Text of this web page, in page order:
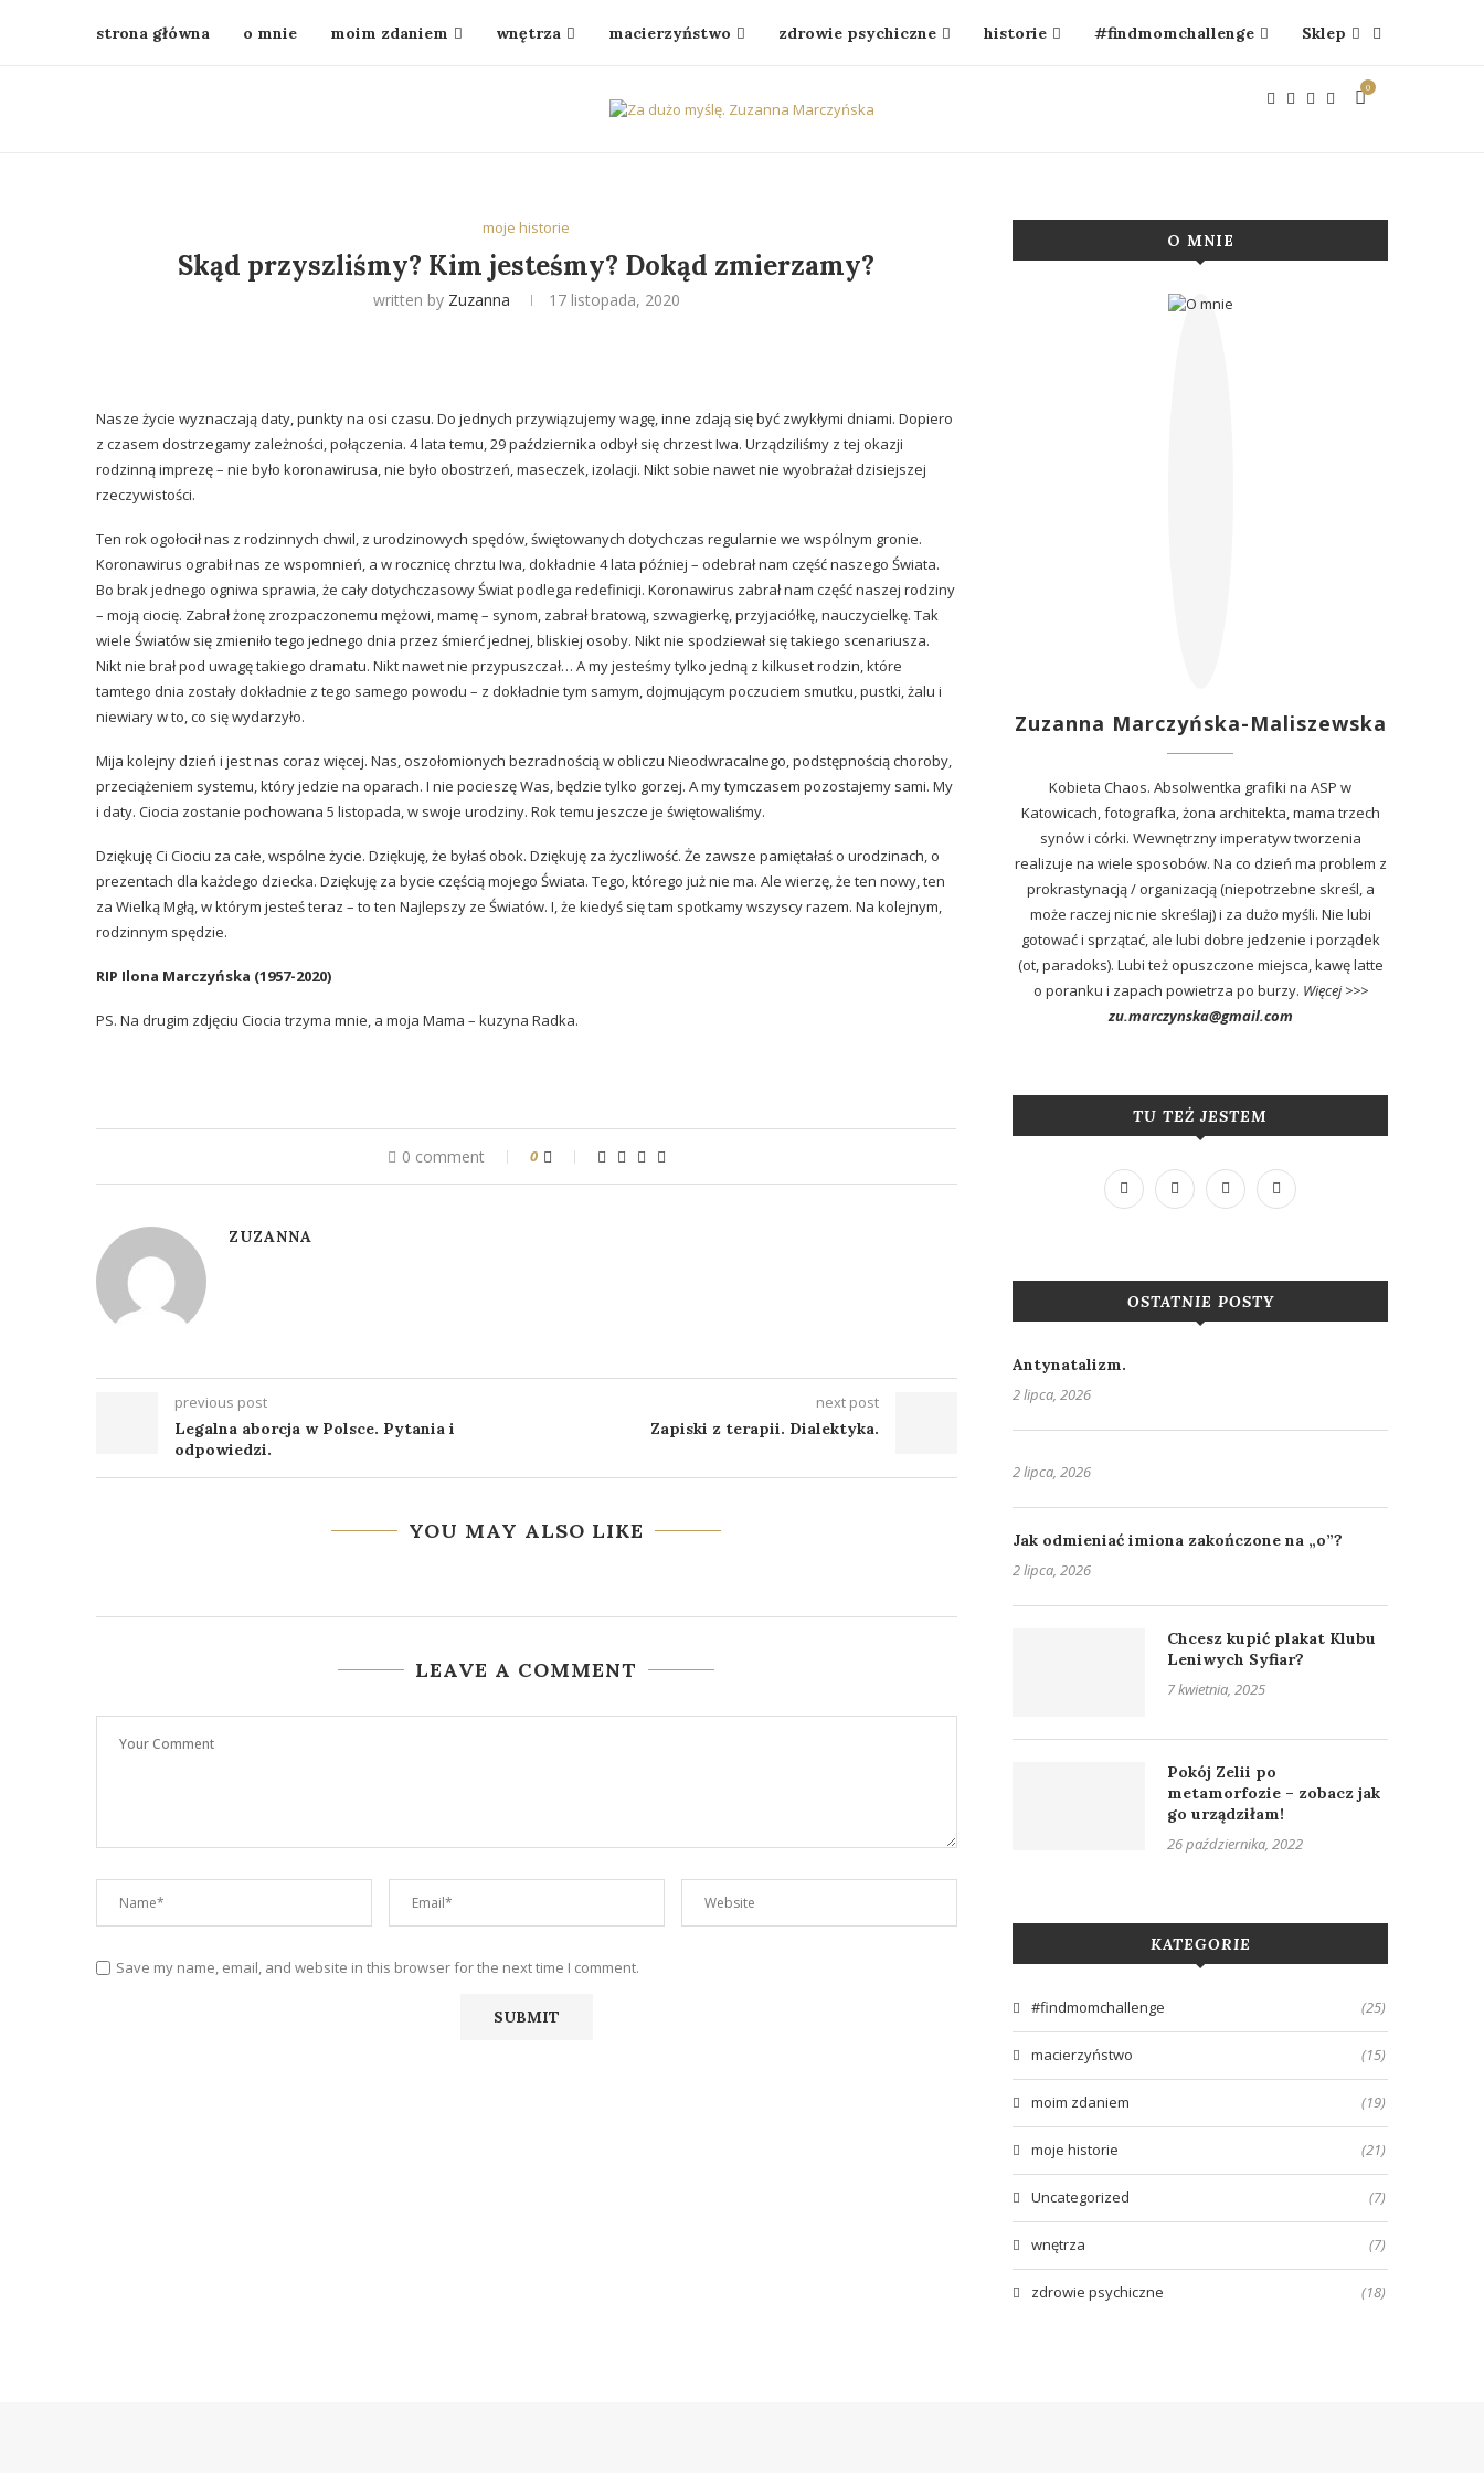
strona główna o mnie moim zdaniem wnętrza macierzyństwo zdrowie psychiczne historie #findmomchallenge Sklep
0
moje historie
Skąd przyszliśmy? Kim jesteśmy? Dokąd zmierzamy?
written by Zuzanna 17 listopada, 2020
Nasze życie wyznaczają daty, punkty na osi czasu. Do jednych przywiązujemy wagę, inne zdają się być zwykłymi dniami. Dopiero
z czasem dostrzegamy zależności, połączenia. 4 lata temu, 29 października odbył się chrzest Iwa. Urządziliśmy z tej okazji
rodzinną imprezę – nie było koronawirusa, nie było obostrzeń, maseczek, izolacji. Nikt sobie nawet nie wyobrażał dzisiejszej
rzeczywistości.
Ten rok ogołocił nas z rodzinnych chwil, z urodzinowych spędów, świętowanych dotychczas regularnie we wspólnym gronie.
Koronawirus ograbił nas ze wspomnień, a w rocznicę chrztu Iwa, dokładnie 4 lata później – odebrał nam część naszego Świata.
Bo brak jednego ogniwa sprawia, że cały dotychczasowy Świat podlega redefinicji. Koronawirus zabrał nam część naszej rodziny
– moją ciocię. Zabrał żonę zrozpaczonemu mężowi, mamę – synom, zabrał bratową, szwagierkę, przyjaciółkę, nauczycielkę. Tak
wiele Światów się zmieniło tego jednego dnia przez śmierć jednej, bliskiej osoby. Nikt nie spodziewał się takiego scenariusza.
Nikt nie brał pod uwagę takiego dramatu. Nikt nawet nie przypuszczał… A my jesteśmy tylko jedną z kilkuset rodzin, które
tamtego dnia zostały dokładnie z tego samego powodu – z dokładnie tym samym, dojmującym poczuciem smutku, pustki, żalu i
niewiary w to, co się wydarzyło.
Mija kolejny dzień i jest nas coraz więcej. Nas, oszołomionych bezradnością w obliczu Nieodwracalnego, podstępnością choroby,
przeciążeniem systemu, który jedzie na oparach. I nie pocieszę Was, będzie tylko gorzej. A my tymczasem pozostajemy sami. My
i daty. Ciocia zostanie pochowana 5 listopada, w swoje urodziny. Rok temu jeszcze je świętowaliśmy.
Dziękuję Ci Ciociu za całe, wspólne życie. Dziękuję, że byłaś obok. Dziękuję za życzliwość. Że zawsze pamiętałaś o urodzinach, o
prezentach dla każdego dziecka. Dziękuję za bycie częścią mojego Świata. Tego, którego już nie ma. Ale wierzę, że ten nowy, ten
za Wielką Mgłą, w którym jesteś teraz – to ten Najlepszy ze Światów. I, że kiedyś się tam spotkamy wszyscy razem. Na kolejnym,
rodzinnym spędzie.
RIP Ilona Marczyńska (1957-2020)
PS. Na drugim zdjęciu Ciocia trzyma mnie, a moja Mama – kuzyna Radka.
0 comment 0
ZUZANNA
previous post
Legalna aborcja w Polsce. Pytania i
odpowiedzi.
next post
Zapiski z terapii. Dialektyka.
YOU MAY ALSO LIKE
LEAVE A COMMENT
Save my name, email, and website in this browser for the next time I comment.
O MNIE
Zuzanna Marczyńska-Maliszewska
Kobieta Chaos. Absolwentka grafiki na ASP w
Katowicach, fotografka, żona architekta, mama trzech
synów i córki. Wewnętrzny imperatyw tworzenia
realizuje na wiele sposobów. Na co dzień ma problem z
prokrastynacją / organizacją (niepotrzebne skreśl, a
może raczej nic nie skreślaj) i za dużo myśli. Nie lubi
gotować i sprzątać, ale lubi dobre jedzenie i porządek
(ot, paradoks). Lubi też opuszczone miejsca, kawę latte
o poranku i zapach powietrza po burzy. Więcej >>>
zu.marczynska@gmail.com
TU TEŻ JESTEM
OSTATNIE POSTY
Antynatalizm.
2 lipca, 2026
2 lipca, 2026
Jak odmieniać imiona zakończone na „o”?
2 lipca, 2026
Chcesz kupić plakat Klubu
Leniwych Syfiar?
7 kwietnia, 2025
Pokój Zelii po
metamorfozie – zobacz jak
go urządziłam!
26 października, 2022
KATEGORIE
#findmomchallenge (25)
macierzyństwo (15)
moim zdaniem (19)
moje historie (21)
Uncategorized (7)
wnętrza (7)
zdrowie psychiczne (18)